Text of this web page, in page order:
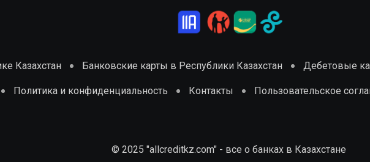
Казахстан Банковские карты в Республики Казахстан Дебетовые
Политика и конфиденциальность Контакты Пользовательское
© 2025 "allcreditkz.com" - все о банках в Казахстане